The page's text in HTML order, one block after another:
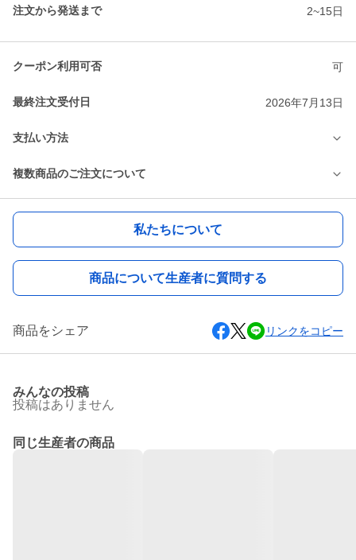
注文から発送まで 2~15日
クーポン利用可否 可
最終注文受付日 2026年7月13日
支払い方法
複数商品のご注文について
私たちについて
商品について生産者に質問する
商品をシェア リンクをコピー
みんなの投稿
投稿はありません
同じ生産者の商品